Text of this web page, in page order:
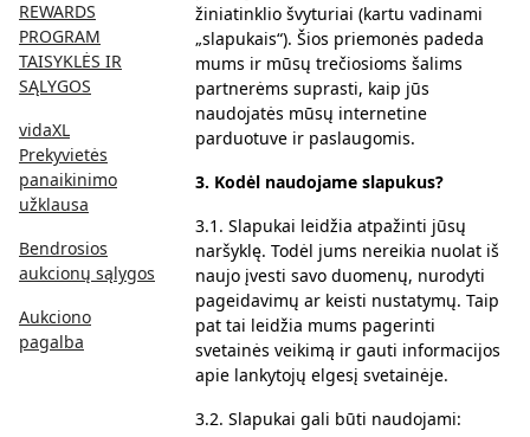
REWARDS
PROGRAM
TAISYKLĖS IR
SĄLYGOS
vidaXL
Prekyvietės
panaikinimo
užklausa
Bendrosios
aukcionų sąlygos
Aukciono
pagalba
žiniatinklio švyturiai (kartu vadinami
„slapukais“). Šios priemonės padeda
mums ir mūsų trečiosioms šalims
partnerėms suprasti, kaip jūs
naudojatės mūsų internetine
parduotuve ir paslaugomis.
3. Kodėl naudojame slapukus?
3.1. Slapukai leidžia atpažinti jūsų
naršyklę. Todėl jums nereikia nuolat iš
naujo įvesti savo duomenų, nurodyti
pageidavimų ar keisti nustatymų. Taip
pat tai leidžia mums pagerinti
svetainės veikimą ir gauti informacijos
apie lankytojų elgesį svetainėje.
3.2. Slapukai gali būti naudojami: